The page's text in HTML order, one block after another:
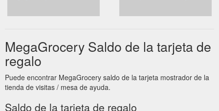
MegaGrocery Saldo de la tarjeta de
regalo
Puede encontrar MegaGrocery saldo de la tarjeta mostrador de la
tienda de visitas / mesa de ayuda.
Saldo de la tarjeta de regalo